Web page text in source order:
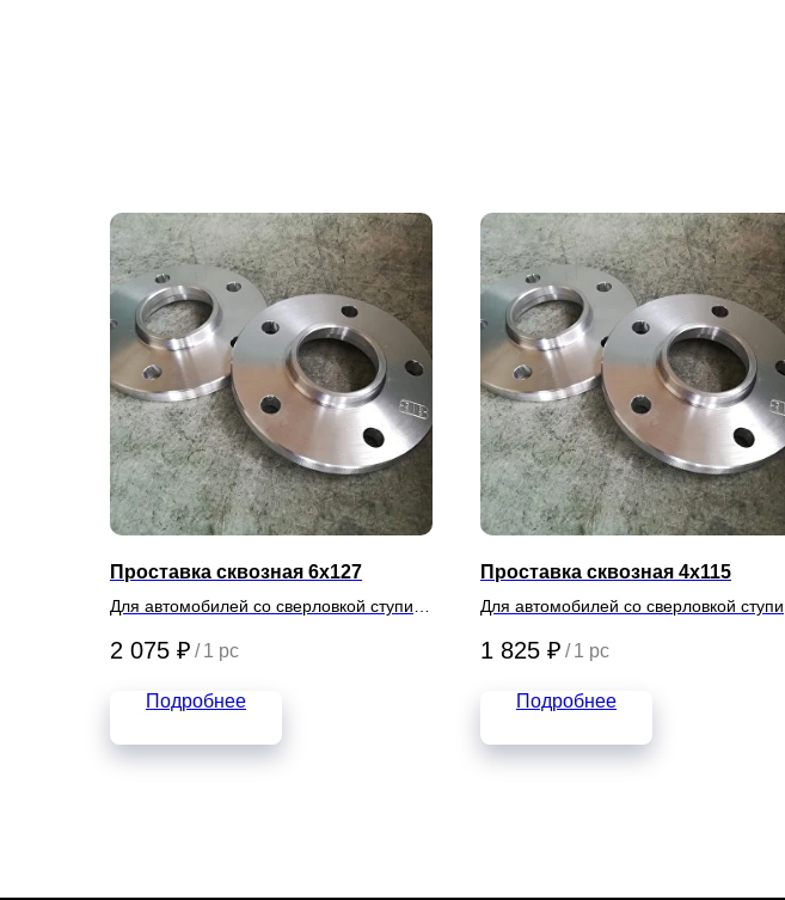
Проставка сквозная 6х127
Для автомобилей со сверловкой ступиц
2 075 ₽ / 1 pc
Подробнее
Проставка сквозная 4х115
Для автомобилей со сверловкой ступиц
1 825 ₽ / 1 pc
Подробнее